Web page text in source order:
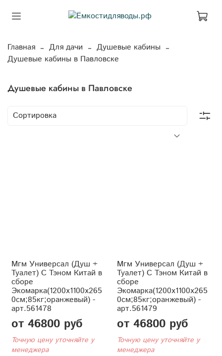
Главная Для дачи
Душевые кабины
Душевые кабины в Павловске
Душевые кабины в Павловске
Мгм Универсал (Душ +
Туалет) С Тэном Китай в
сборе
Экомарка(1200x1100x265
0см;85кг;оранжевый) -
арт.561478
от 46800 руб
Точную цену уточняйте у
менеджера
Мгм Универсал (Душ +
Туалет) С Тэном Китай в
сборе
Экомарка(1200x1100x265
0см;85кг;оранжевый) -
арт.561479
от 46800 руб
Точную цену уточняйте у
менеджера